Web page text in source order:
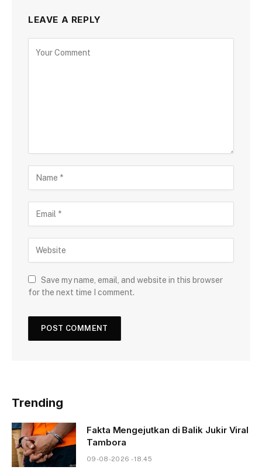
LEAVE A REPLY
Save my name, email, and website in this browser
for the next time I comment.
Trending
Fakta Mengejutkan di Balik Jukir Viral
Tambora
09-08-2026 - 18.45